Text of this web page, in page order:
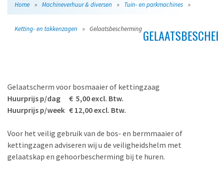
Home » Machineverhuur & diversen » Tuin- en parkmachines »
Ketting- en takkenzagen » Gelaatsbescherming
Gelaatscherm voor bosmaaier of kettingzaag
Huurprijs p/dag € 5,00 excl. Btw.
Huurprijs p/week € 12,00 excl. Btw.
Voor het veilig gebruik van de bos- en bermmaaier of
kettingzagen adviseren wij u de veiligheidshelm met
gelaatskap en gehoorbescherming bij te huren.